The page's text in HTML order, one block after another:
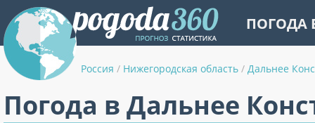
ПОГОДА
Россия / Нижегородская область / Дальнее
Погода в Дальнее